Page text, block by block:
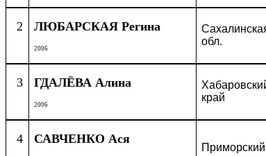
2 ЛЮБАРСКАЯ Регина
2006
обл.
3 ГДАЛЁВА Алина
2006
край
4 САВЧЕНКО Ася
Приморский